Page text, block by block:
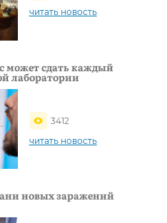
читать новость
может сдать каждый
лаборатории
3412
читать новость
новых заражений